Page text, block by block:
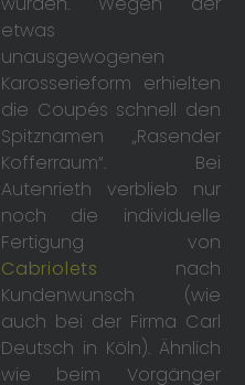
etwas
unausgewogenen
Karosserieform erhielten
die Coupés schnell den
Spitznamen „Rasender
Kofferraum“. Bei
Autenrieth verblieb nur
noch die individuelle
Fertigung von
Cabriolets nach
Kundenwunsch (wie
auch bei der Firma Carl
Deutsch in Köln). Ähnlich
wie beim Vorgänger